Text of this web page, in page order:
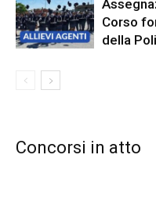
Corso
della
Concorsi in atto